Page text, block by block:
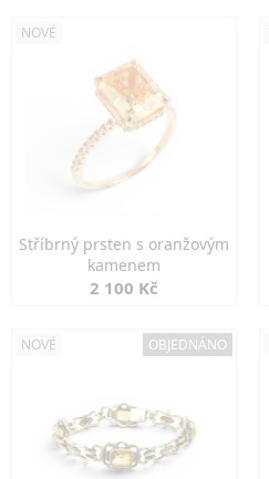
NOVÉ
Stříbrný prsten s oranžovým
kamenem
2 100 Kč
NOVÉ OBJEDNÁNO